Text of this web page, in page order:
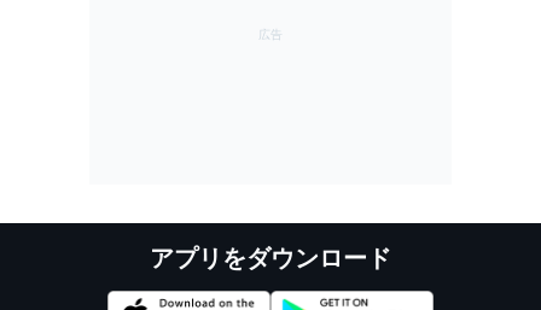
アプリをダウンロード